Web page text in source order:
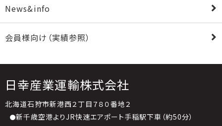
News&info
会員様向け（実績参照）
日幸産業運輸株式会社
北海道石狩市新港西２丁目７８０番地２
新千歳空港よりJR快速エアポート手稲駅下車（約50分）